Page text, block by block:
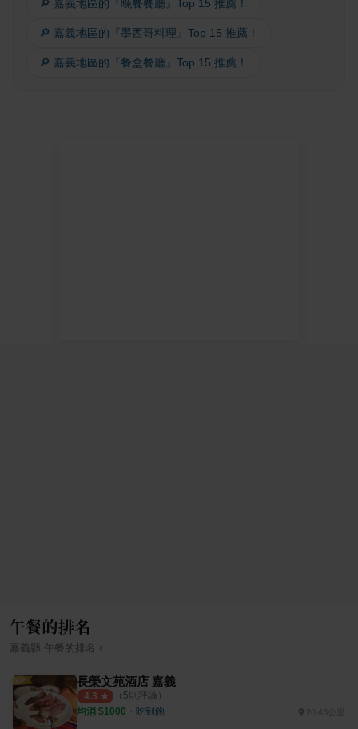
🔎 嘉義地區的『晚餐餐廳』Top 15 推薦！
🔎 嘉義地區的『墨西哥料理』Top 15 推薦！
🔎 嘉義地區的『餐盒餐廳』Top 15 推薦！
午餐的排名
嘉義縣 午餐的排名 ›
長榮文苑酒店 嘉義
4.3 （ 5則評論）
均消 $1000 ・ 吃到飽 20.43公里